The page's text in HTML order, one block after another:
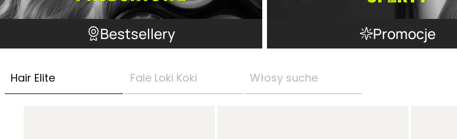
Bestsellery Promocje
Hair Elite Fale Loki Koki Włosy suche